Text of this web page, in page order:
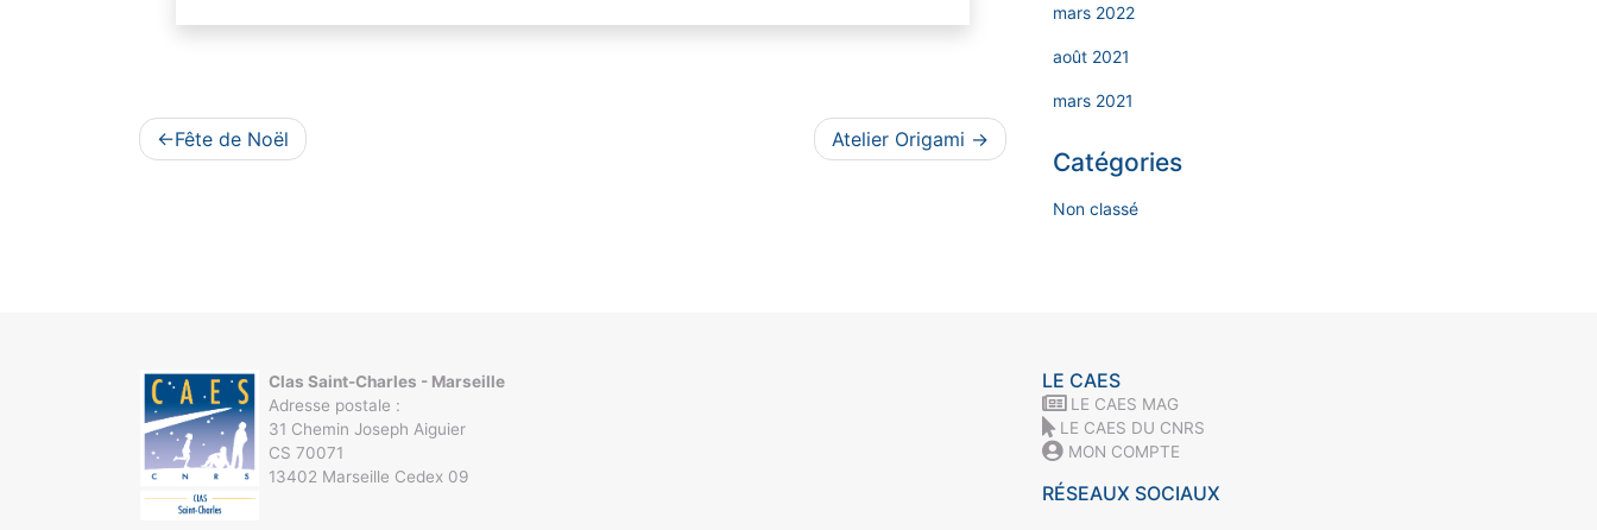
Navigation
Fête de Noël Atelier Origami
mars 2022
août 2021
mars 2021
Catégories
Non classé
Clas Saint-Charles - Marseille
Adresse postale :
31 Chemin Joseph Aiguier
CS 70071
13402 Marseille Cedex 09
LE CAES
LE CAES MAG
LE CAES DU CNRS
MON COMPTE
RÉSEAUX SOCIAUX